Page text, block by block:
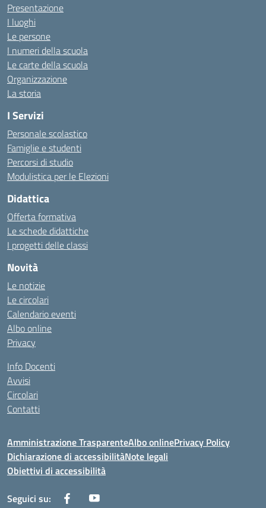
Presentazione
I luoghi
Le persone
I numeri della scuola
Le carte della scuola
Organizzazione
La storia
I Servizi
Personale scolastico
Famiglie e studenti
Percorsi di studio
Modulistica per le Elezioni
Didattica
Offerta formativa
Le schede didattiche
I progetti delle classi
Novità
Le notizie
Le circolari
Calendario eventi
Albo online
Privacy
Info Docenti
Avvisi
Circolari
Contatti
Amministrazione TrasparenteAlbo onlinePrivacy Policy
Dichiarazione di accessibilitàNote legali
Obiettivi di accessibilità
Seguici su: